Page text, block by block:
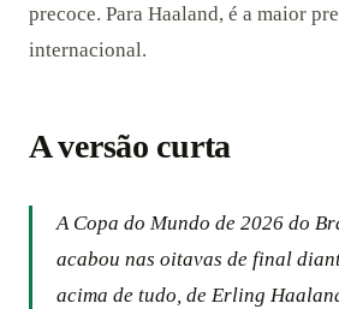
precoce. Para Haaland, é a maior
internacional.
A versão curta
A Copa do Mundo de 2026 do
acabou nas oitavas de final
acima de tudo, de Erling